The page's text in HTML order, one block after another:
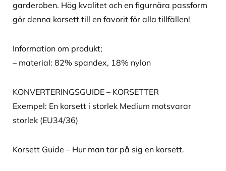
garderoben. Hög kvalitet och en figurnära passform
gör denna korsett till en favorit för alla tillfällen!
Information om produkt;
– material: 82% spandex, 18% nylon
KONVERTERINGSGUIDE – KORSETTER
Exempel: En korsett i storlek Medium motsvarar
storlek (EU34/36)
Korsett Guide – Hur man tar på sig en korsett.